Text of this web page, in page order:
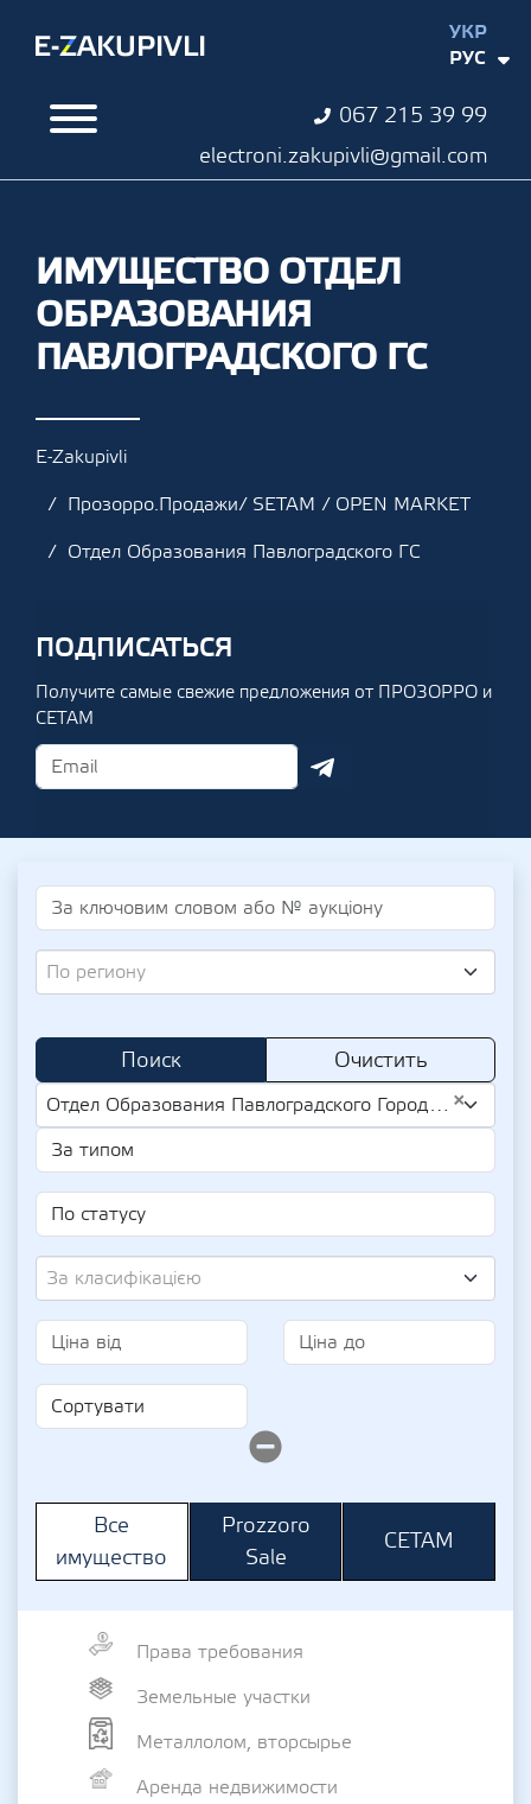
067 215 39 99
electroni.zakupivli@gmail.com
УКР
РУС
ИМУЩЕСТВО ОТДЕЛ
ОБРАЗОВАНИЯ
ПАВЛОГРАДСКОГО ГС
E-Zakupivli
Прозорро.Продажи/ SETAM / OPEN MARKET
Отдел Образования Павлоградского ГС
ПОДПИСАТЬСЯ
Получите самые свежие предложения от ПРОЗОРРО и
СЕТАМ
По региону
Поиск Очистить
×
Отдел Образования Павлоградского Городского Совета (UA-EDR 02142365)
За класифікацією
Все
имущество
Prozzoro
Sale
СЕТАМ
Права требования
Земельные участки
Металлолом, вторсырье
Аренда недвижимости